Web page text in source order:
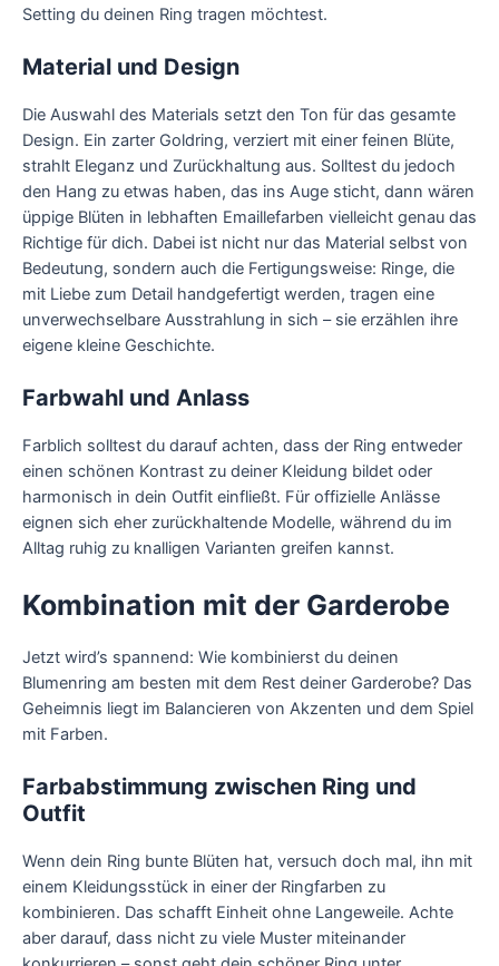
Setting du deinen Ring tragen möchtest.
Material und Design
Die Auswahl des Materials setzt den Ton für das gesamte
Design. Ein zarter Goldring, verziert mit einer feinen Blüte,
strahlt Eleganz und Zurückhaltung aus. Solltest du jedoch
den Hang zu etwas haben, das ins Auge sticht, dann wären
üppige Blüten in lebhaften Emaillefarben vielleicht genau das
Richtige für dich. Dabei ist nicht nur das Material selbst von
Bedeutung, sondern auch die Fertigungsweise: Ringe, die
mit Liebe zum Detail handgefertigt werden, tragen eine
unverwechselbare Ausstrahlung in sich – sie erzählen ihre
eigene kleine Geschichte.
Farbwahl und Anlass
Farblich solltest du darauf achten, dass der Ring entweder
einen schönen Kontrast zu deiner Kleidung bildet oder
harmonisch in dein Outfit einfließt. Für offizielle Anlässe
eignen sich eher zurückhaltende Modelle, während du im
Alltag ruhig zu knalligen Varianten greifen kannst.
Kombination mit der Garderobe
Jetzt wird’s spannend: Wie kombinierst du deinen
Blumenring am besten mit dem Rest deiner Garderobe? Das
Geheimnis liegt im Balancieren von Akzenten und dem Spiel
mit Farben.
Farbabstimmung zwischen Ring und
Outfit
Wenn dein Ring bunte Blüten hat, versuch doch mal, ihn mit
einem Kleidungsstück in einer der Ringfarben zu
kombinieren. Das schafft Einheit ohne Langeweile. Achte
aber darauf, dass nicht zu viele Muster miteinander